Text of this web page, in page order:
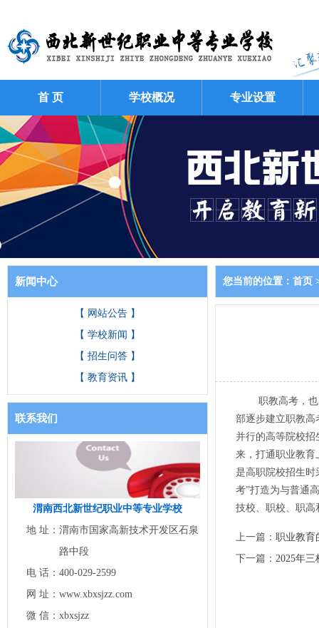
首 页 学校概况 专业设置
新闻中心
【 网站公告 】
【 学校新闻 】
【 招生问答 】
【 教育资讯 】
联系我们
渭南西北新世纪职业中等专业学校
地 址： 渭南市国家高新技术开发区石泉
路中段
电 话： 400-029-2599
网 址： www.xbxsjzz.com
微 信： xbxsjzz
您当前的位置： 首页
职教高考，也叫
部逐步建立职教高
并行的高等院校
来，打通职业教育
是高职院校招生时
考”打造为与普通
技校、职校、职高
上一篇： 职业教育
下一篇： 2025年